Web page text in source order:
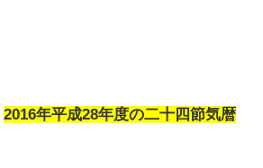
2016年平成28年度の二十四節気暦